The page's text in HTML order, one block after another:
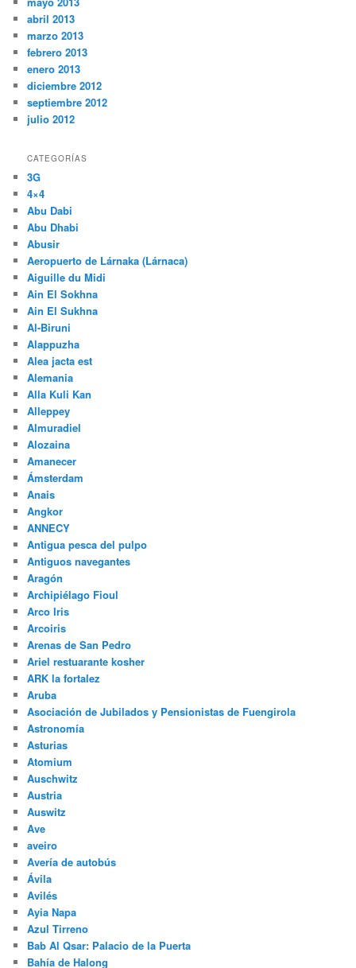
abril 2013
marzo 2013
febrero 2013
enero 2013
diciembre 2012
septiembre 2012
julio 2012
CATEGORÍAS
3G
4×4
Abu Dabi
Abu Dhabi
Abusir
Aeropuerto de Lárnaka (Lárnaca)
Aiguille du Midi
Ain El Sokhna
Ain El Sukhna
Al-Biruni
Alappuzha
Alea jacta est
Alemania
Alla Kuli Kan
Alleppey
Almuradiel
Alozaina
Amanecer
Ámsterdam
Anais
Angkor
ANNECY
Antigua pesca del pulpo
Antiguos navegantes
Aragón
Archipiélago Fioul
Arco Iris
Arcoiris
Arenas de San Pedro
Ariel restuarante kosher
ARK la fortalez
Aruba
Asociación de Jubilados y Pensionistas de Fuengirola
Astronomía
Asturias
Atomium
Auschwitz
Austria
Auswitz
Ave
aveiro
Avería de autobús
Ávila
Avilés
Ayia Napa
Azul Tirreno
Bab Al Qsar: Palacio de la Puerta
Bahía de Halong